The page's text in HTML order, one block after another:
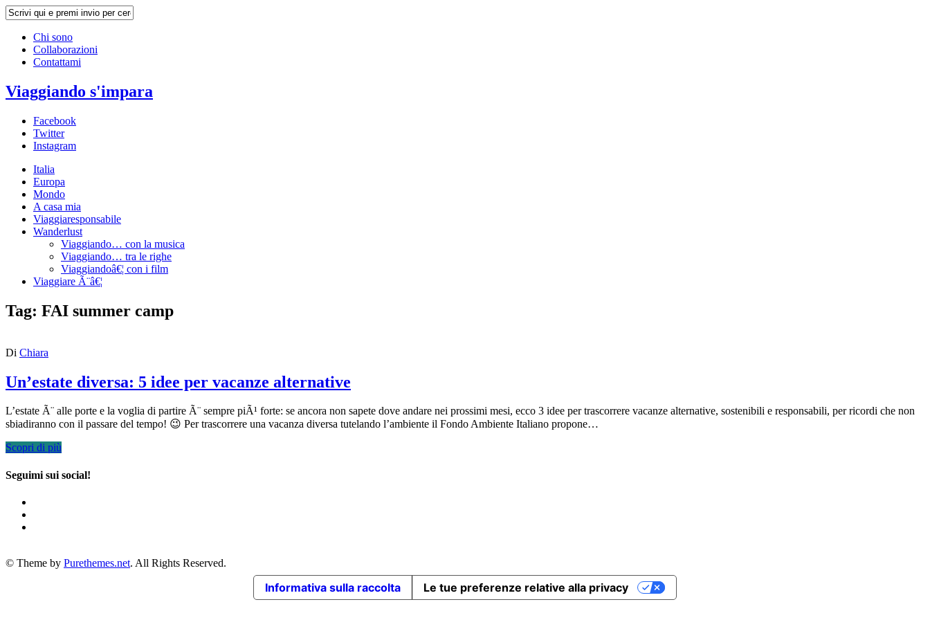
Chi sono
Collaborazioni
Contattami
Viaggiando s'impara
Facebook
Twitter
Instagram
Italia
Europa
Mondo
A casa mia
Viaggiaresponsabile
Wanderlust
Viaggiando… con la musica
Viaggiando… tra le righe
Viaggiandoâ€¦ con i film
Viaggiare Ã¨â€¦
Tag: FAI summer camp
Di Chiara
Un’estate diversa: 5 idee per vacanze alternative
L’estate Ã¨ alle porte e la voglia di partire Ã¨ sempre piÃ¹ forte: se ancora non sapete dove andare nei prossimi mesi, ecco 3 idee per trascorrere vacanze alternative, sostenibili e responsabili, per ricordi che non
sbiadiranno con il passare del tempo! 😉 Per trascorrere una vacanza diversa tutelando l’ambiente il Fondo Ambiente Italiano propone…
Scopri di più
Seguimi sui social!
© Theme by Purethemes.net. All Rights Reserved.
Informativa sulla raccolta Le tue preferenze relative alla privacy